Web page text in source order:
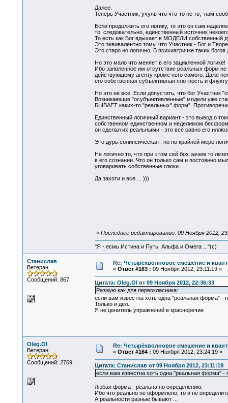
Далее:
Теперь Участник, учуяв что что-то не то, нам
Если продолжить его логику, то это он сам
то, следовательно, единственный источник
То есть как Бог вдыхает в МОДЕЛИ собственный
Это эквивалентно тому, что Участник - Бог и
Это старо но логично. В психиатричке таких богов
Но это мало что меняет в его зацикленной логике!
Ибо заявленное им отсутствие реальных форм
действующему агенту кроме него самого. Даже
его собственная субъективная плотность и
Но это не все. Если допустить, что бог
Возникающие "осубъективленные" модели уже
БЫВАЕТ каких-то "реальных" форм".
Единственный логичный вариант - это вывод о
собственном единственном и неделимом
он сделал их реальными - это все равно его
Это дурь солипсическая , но по крайней мере
Не логично то, что при этом сей бох зачем то
в его сознании. Что он только сам и постоянно
уговаривать собственные глюки.
Да захоти и все ... )))
« Последнее редактирование: 09 Ноября 2012,
"Я - есмь Истина и Путь, Альфа и Омега ..."(с)
Станислав
Ветеран
Сообщений: 867
Re: Четырёхволновое смешение и
« Ответ #163 : 09 Ноября 2012, 23:11:19 »
Цитата: Oleg.Ol от 09 Ноября 2012, 22:36:33
Разжую как для первокласника:
если вам известна хоть одна "реальная форма" -
Только и дел.
Я не ценитель упражнений в красноречии
Oleg.Ol
Ветеран
Сообщений: 2769
Re: Четырёхволновое смешение и
« Ответ #164 : 09 Ноября 2012, 23:24:19 »
Цитата: Станислав от 09 Ноября 2012, 23:11:19
если вам известна хоть одна "реальная форма" -
Любая форма - реальна по определению.
Ибо что реально не оформлено, то и не
А реальности разные бывают ...